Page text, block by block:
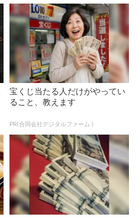
宝くじ当たる人だけがやってい
ること、教えます
PR(合同会社デジタルファーム )